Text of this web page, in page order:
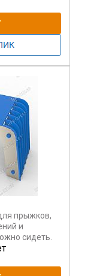
прыжков,
и
сидеть.